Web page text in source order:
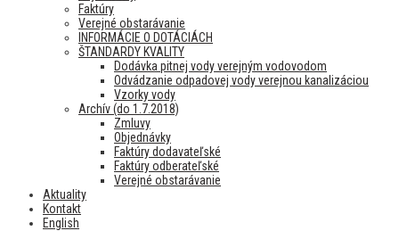
Faktúry
Verejné obstarávanie
INFORMÁCIE O DOTÁCIÁCH
ŠTANDARDY KVALITY
Dodávka pitnej vody verejným vodovodom
Odvádzanie odpadovej vody verejnou kanalizáciou
Vzorky vody
Archív (do 1.7.2018)
Zmluvy
Objednávky
Faktúry dodavateľské
Faktúry odberateľské
Verejné obstarávanie
Aktuality
Kontakt
English